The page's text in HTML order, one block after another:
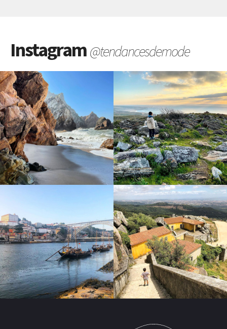
Instagram@tendancesdemode